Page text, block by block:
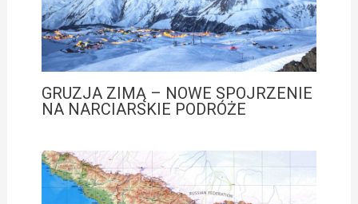
GRUZJA ZIMĄ – NOWE SPOJRZENIE
NA NARCIARSKIE PODRÓŻE